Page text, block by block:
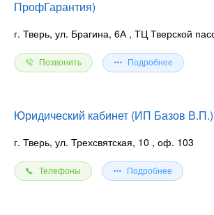
ПрофГарантия)
г. Тверь, ул. Брагина, 6А , ТЦ Тверской
Позвонить Подробнее
Юридический кабинет (ИП Базов В.П.)
г. Тверь, ул. Трехсвятская, 10 , оф. 103
Телефоны Подробнее